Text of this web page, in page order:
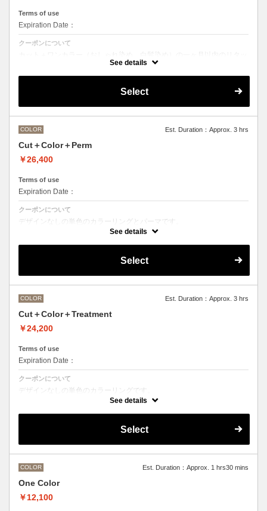
Terms of use
Expiration Date：
クーポンについて
See details
Select
COLOR Est. Duration：Approx. 3 hrs
Cut＋Color＋Perm
￥26,400
Terms of use
Expiration Date：
クーポンについて
デザインなしの単色のカラーリングとパーマです。
マ、ツイストパーマなどをご希望の方は最終受付時間が変わるため、別
●カラーリングは髪の長さにより別途ロング料金を頂戴いたします。
See details
Select
COLOR Est. Duration：Approx. 3 hrs
Cut＋Color＋Treatment
￥24,200
Terms of use
Expiration Date：
クーポンについて
デザインなしの単色のカラーリングです。
●マイクロバブルシャンプー込み
トリートメントは髪質の合わせてご提案させていただいておりますの
●髪の長さにより別途ロング料金を頂戴いたします。
●ハイライト、ブリーチ、ポイントカラーなどデザインカラーをご希望
の場合、別メニューを追加でお選びください。
See details
Select
COLOR Est. Duration：Approx. 1 hrs30 mins
One Color
￥12,100